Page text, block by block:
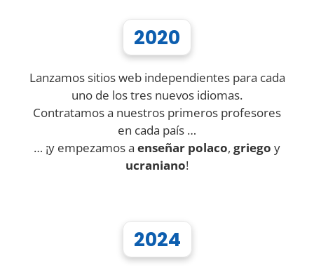
2020
Lanzamos sitios web independientes para cada
uno de los tres nuevos idiomas.
Contratamos a nuestros primeros profesores
en cada país …
… ¡y empezamos a enseñar polaco, griego y
ucraniano!
2024